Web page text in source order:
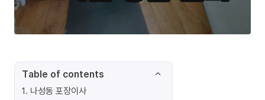
Table of contents
1. 나성동 포장이사